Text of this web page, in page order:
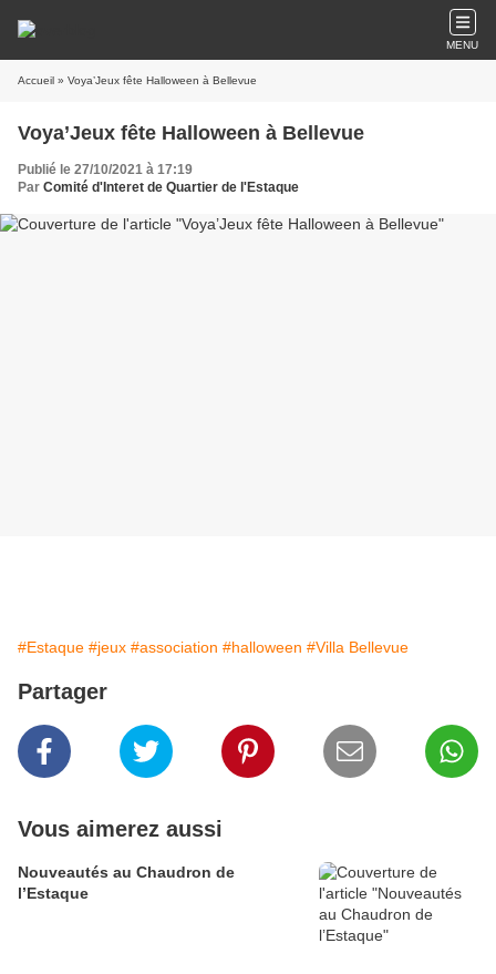
MENU
Accueil » Voya’Jeux fête Halloween à Bellevue
Voya’Jeux fête Halloween à Bellevue
Publié le 27/10/2021 à 17:19
Par Comité d'Interet de Quartier de l'Estaque
#Estaque #jeux #association #halloween #Villa Bellevue
Partager
Vous aimerez aussi
Nouveautés au Chaudron de
l’Estaque